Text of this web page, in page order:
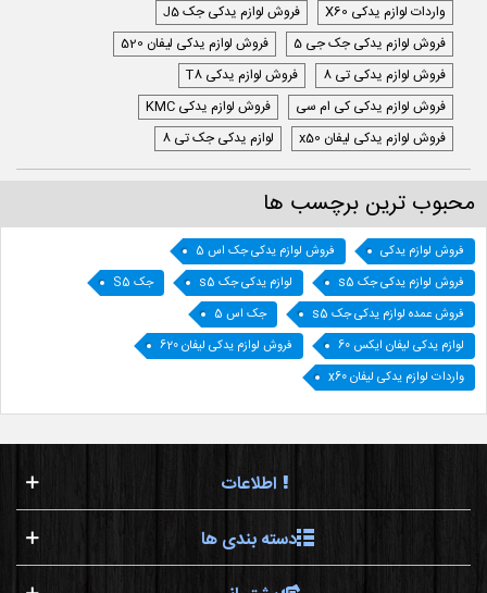
واردات لوازم یدکی X60
فروش لوازم یدکی جک J5
فروش لوازم یدکی جک جی 5
فروش لوازم یدکی لیفان 520
فروش لوازم یدکی تی 8
فروش لوازم یدکی T8
فروش لوازم یدکی کی ام سی
فروش لوازم یدکی KMC
فروش لوازم یدکی لیفان x50
لوازم یدکی جک تی 8
محبوب ترین برچسب ها
فروش لوازم یدکی
فروش لوازم یدکی جک اس 5
فروش لوازم یدکی جک s5
لوازم یدکی جک s5
جک S5
فروش عمده لوازم یدکی جک s5
جک اس 5
لوازم یدکی لیفان ایکس 60
فروش لوازم یدکی لیفان 620
واردات لوازم یدکی لیفان x60
اطلاعات
دسته بندی ها